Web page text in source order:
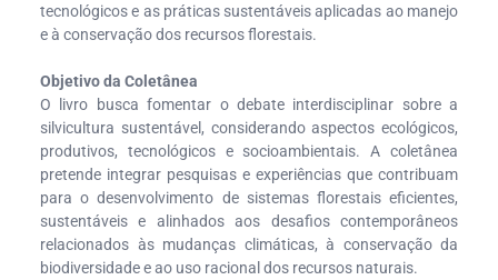
tecnológicos e as práticas sustentáveis aplicadas ao manejo
e à conservação dos recursos florestais.
Objetivo da Coletânea
O livro busca fomentar o debate interdisciplinar sobre a
silvicultura sustentável, considerando aspectos ecológicos,
produtivos, tecnológicos e socioambientais. A coletânea
pretende integrar pesquisas e experiências que contribuam
para o desenvolvimento de sistemas florestais eficientes,
sustentáveis e alinhados aos desafios contemporâneos
relacionados às mudanças climáticas, à conservação da
biodiversidade e ao uso racional dos recursos naturais.